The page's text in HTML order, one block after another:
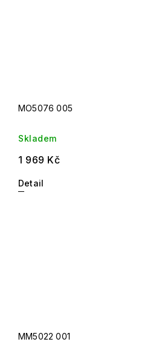
MO5076 005
Skladem
1 969 Kč
Detail
MM5022 001